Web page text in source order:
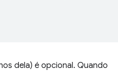
dela) é opcional. Quando